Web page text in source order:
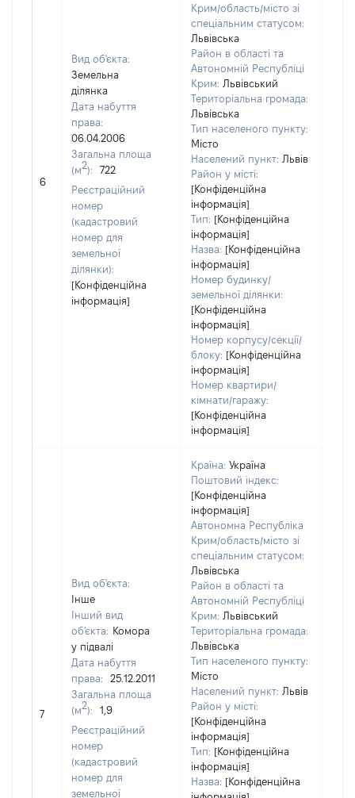
6
Вид об'єкта:
Земельна
ділянка
Дата набуття
права:
06.04.2006
Загальна площа
(м2):
722
Реєстраційний
номер
(кадастровий
номер для
земельної
ділянки):
[Конфіденційна
інформація]
Крим/область/місто зі
спеціальним статусом:
Львівська
Район в області та
Автономній Республіці
Крим: Львівський
Територіальна громада:
Львівська
Тип населеного пункту:
Місто
Населений пункт: Львів
Район у місті:
[Конфіденційна
інформація]
Тип: [Конфіденційна
інформація]
Назва: [Конфіденційна
інформація]
Номер будинку/
земельної ділянки:
[Конфіденційна
інформація]
Номер корпусу/секції/
блоку: [Конфіденційна
інформація]
Номер квартири/
кімнати/гаражу:
[Конфіденційна
інформація]
7
Вид об'єкта:
Інше
Інший вид
об'єкта: Комора
у підвалі
Дата набуття
права:
25.12.2011
Загальна площа
(м2):
1,9
Реєстраційний
номер
(кадастровий
номер для
земельної
Країна: Україна
Поштовий індекс:
[Конфіденційна
інформація]
Автономна Республіка
Крим/область/місто зі
спеціальним статусом:
Львівська
Район в області та
Автономній Республіці
Крим: Львівський
Територіальна громада:
Львівська
Тип населеного пункту:
Місто
Населений пункт: Львів
Район у місті:
[Конфіденційна
інформація]
Тип: [Конфіденційна
інформація]
Назва: [Конфіденційна